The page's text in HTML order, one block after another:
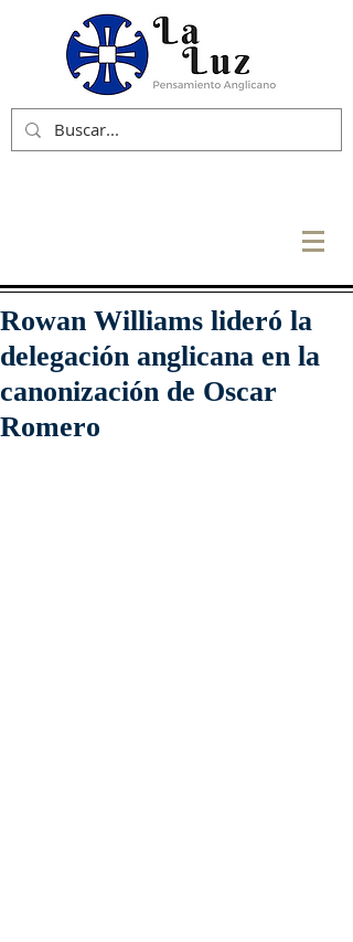
Rowan Williams lideró la
delegación anglicana en la
canonización de Oscar
Romero